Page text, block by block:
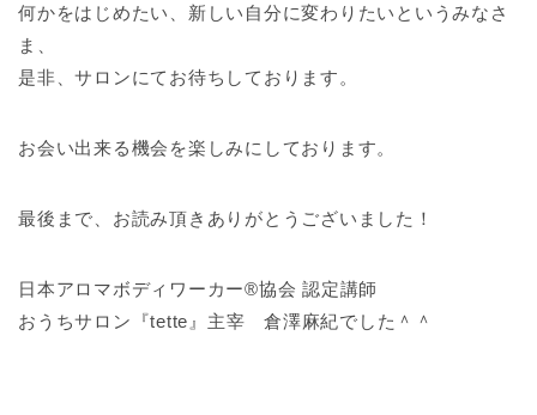
何かをはじめたい、新しい自分に変わりたいというみなさ
ま、
是非、サロンにてお待ちしております。
お会い出来る機会を楽しみにしております。
最後まで、お読み頂きありがとうございました！
日本アロマボディワーカー®協会 認定講師
おうちサロン『tette』主宰 倉澤麻紀でした＾＾